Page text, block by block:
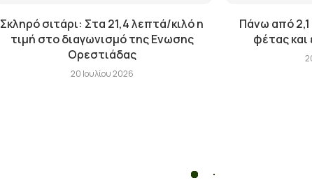
Σκληρό σιτάρι: Στα 21,4 λεπτά/κιλό η
τιμή στο διαγωνισμό της Ενωσης
Ορεστιάδας
20 Ιουλίου 2026
Πάνω από 2,1
φέτας και